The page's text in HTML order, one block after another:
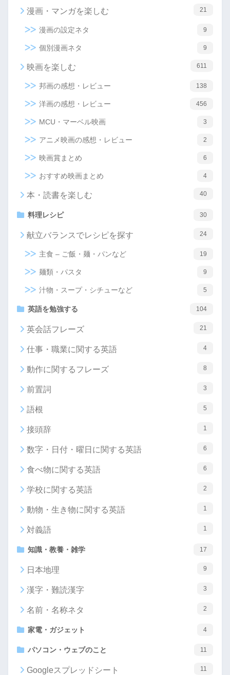
漫画・マンガを楽しむ 21
漫画の設定ネタ 9
個別漫画ネタ 9
映画を楽しむ 611
邦画の感想・レビュー 138
洋画の感想・レビュー 456
MCU・マーベル映画 3
アニメ映画の感想・レビュー 2
映画賞まとめ 6
おすすめ映画まとめ 4
本・読書を楽しむ 40
料理レシピ 30
献立バランスでレシピを探す 24
主食 – ご飯・麺・パンなど 19
麺類・パスタ 9
汁物・スープ・シチューなど 5
英語を勉強する 104
英会話フレーズ 21
仕事・職業に関する英語 4
動作に関するフレーズ 8
前置詞 3
語根 5
接頭辞 1
数字・日付・曜日に関する英語 6
食べ物に関する英語 6
学校に関する英語 2
動物・生き物に関する英語 1
対義語 1
知識・教養・雑学 17
日本地理 9
漢字・難読漢字 3
名前・名称ネタ 2
家電・ガジェット 4
パソコン・ウェブのこと 11
Googleスプレッドシート 11